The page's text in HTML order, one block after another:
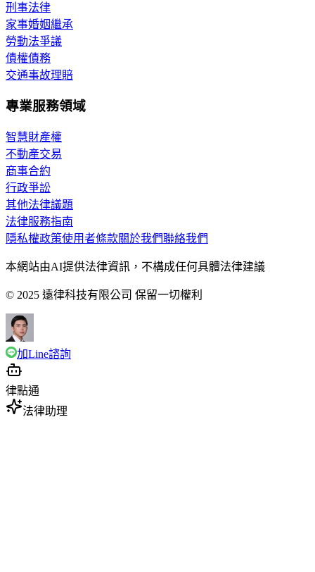
刑事法律
家事婚姻繼承
勞動法爭議
債權債務
交通事故理賠
專業服務領域
智慧財產權
不動產交易
商事合約
行政爭訟
其他法律議題
法律服務指南
隱私權政策使用者條款關於我們聯絡我們
本網站由AI提供法律資訊，不構成任何具體法律建議
© 2025 遠律科技有限公司 保留一切權利
加Line諮詢
律點通
法律助理